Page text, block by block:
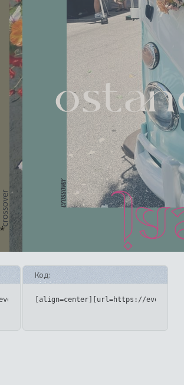
uploads/001c/6e/7e/17/
][img]https://
Код:
[align=center][url=https://